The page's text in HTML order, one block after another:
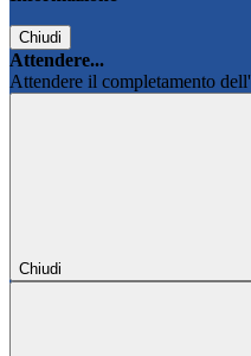
Chiudi
Attendere...
Attendere il completamento
Chiudi